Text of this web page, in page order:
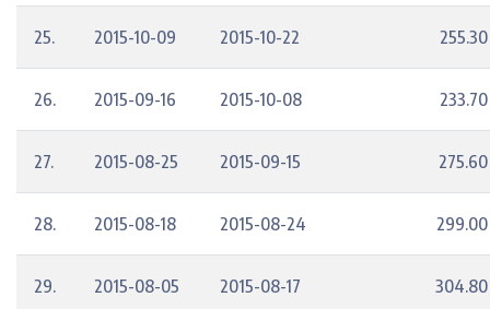
25. 2015-10-09 2015-10-22 255.30
26. 2015-09-16 2015-10-08 233.70
27. 2015-08-25 2015-09-15 275.60
28. 2015-08-18 2015-08-24 299.00
29. 2015-08-05 2015-08-17 304.80